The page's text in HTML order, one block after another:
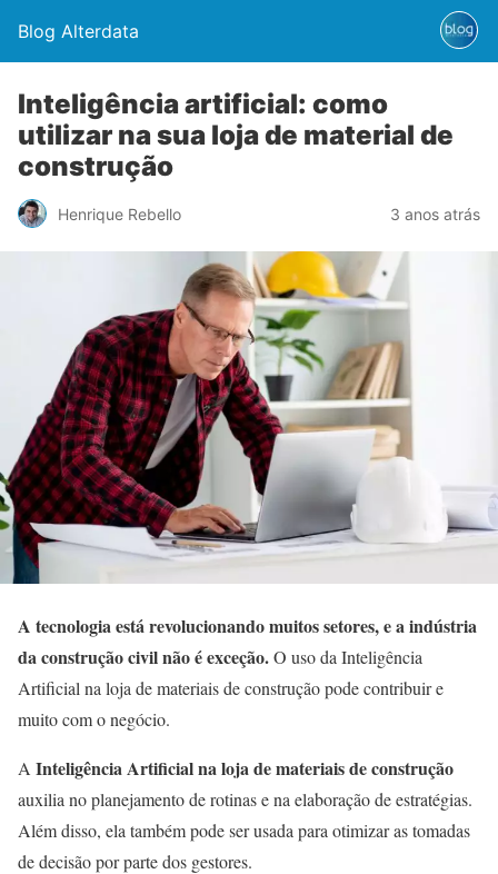
Blog Alterdata
Inteligência artificial: como
utilizar na sua loja de material de
construção
Henrique Rebello 3 anos atrás
A tecnologia está revolucionando muitos setores, e a indústria
da construção civil não é exceção.O uso da Inteligência
Artificial na loja de materiais de construção pode contribuir e
muito com o negócio.
A Inteligência Artificial na loja de materiais de construção
auxilia no planejamento de rotinas e na elaboração de estratégias.
Além disso, ela também pode ser usada para otimizar as tomadas
de decisão por parte dos gestores.